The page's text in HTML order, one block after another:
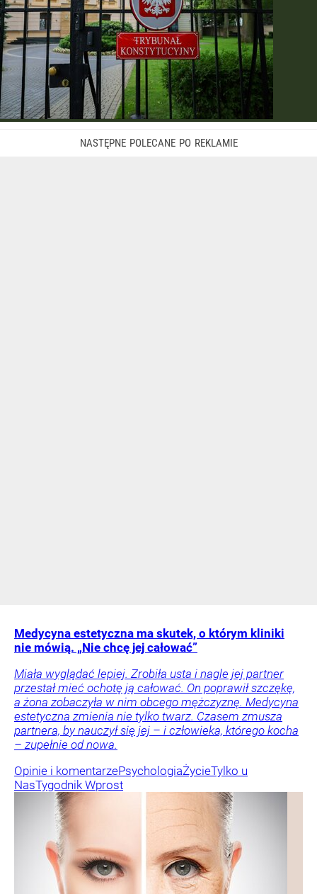
Medycyna estetyczna ma skutek, o którym kliniki
nie mówią. „Nie chcę jej całować”
Miała wyglądać lepiej. Zrobiła usta i nagle jej partner
przestał mieć ochotę ją całować. On poprawił szczękę,
a żona zobaczyła w nim obcego mężczyznę. Medycyna
estetyczna zmienia nie tylko twarz. Czasem zmusza
partnera, by nauczył się jej – i człowieka, którego kocha
– zupełnie od nowa.
Opinie i komentarzePsychologiaŻycieTylko u
NasTygodnik Wprost